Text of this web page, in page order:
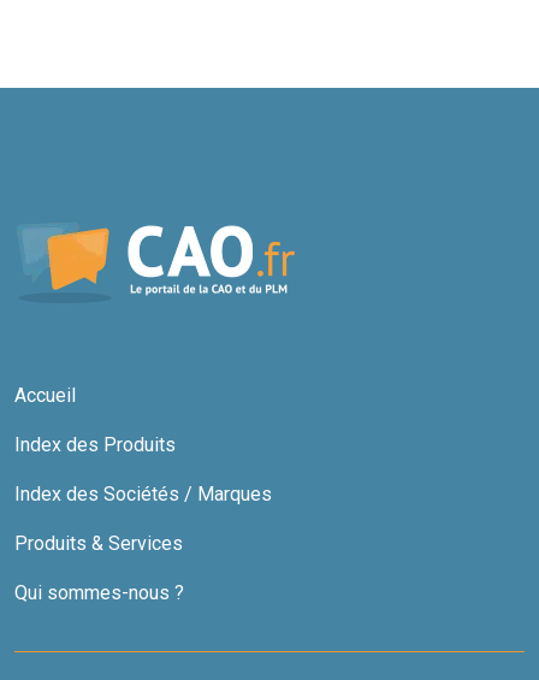
Accueil
Index des Produits
Index des Sociétés / Marques
Produits & Services
Qui sommes-nous ?